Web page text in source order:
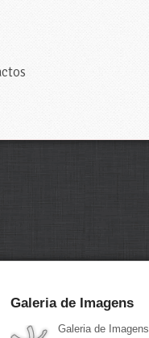
Galeria de Imagens
Galeria de Imagens